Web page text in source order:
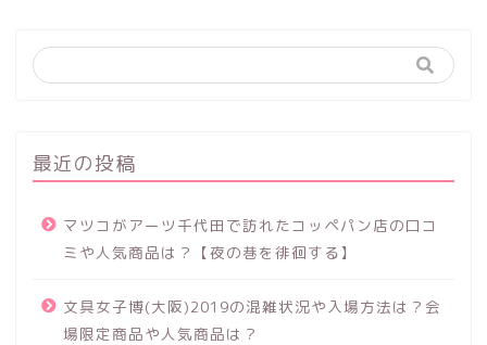
最近の投稿
マツコがアーツ千代田で訪れたコッペパン店の口コ
ミや人気商品は？【夜の巷を徘徊する】
文具女子博(大阪)2019の混雑状況や入場方法は？会
場限定商品や人気商品は？